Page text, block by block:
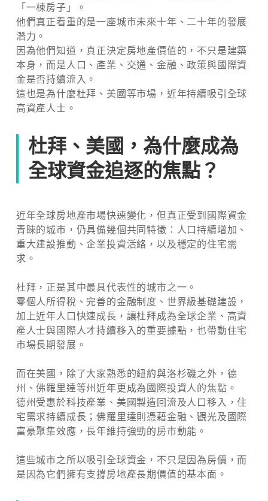
「一棟房子」。
他們真正看重的是一座城市未來十年、二十年的發展
潛力。
因為他們知道，真正決定房地產價值的，不只是建築
本身，而是人口、產業、交通、金融、政策與國際資
金是否持續流入。
這也是為什麼杜拜、美國等市場，近年持續吸引全球
高資產人士。
杜拜、美國，為什麼成為
全球資金追逐的焦點？
近年全球房地產市場快速變化，但真正受到國際資金
青睞的城市，仍具備幾個共同特徵：人口持續增加、
重大建設推動、企業投資活絡，以及穩定的住宅需
求。
杜拜，正是其中最具代表性的城市之一。
零個人所得稅、完善的金融制度、世界級基礎建設，
加上近年人口快速成長，讓杜拜成為全球企業、高資
產人士與國際人才持續移入的重要據點，也帶動住宅
市場長期發展。
而在美國，除了大家熟悉的紐約與洛杉磯之外，德
州、佛羅里達等州近年更成為國際投資人的焦點。
德州受惠於科技產業、美國製造回流及人口移入，住
宅需求持續成長；佛羅里達則憑藉金融、觀光及國際
富豪聚集效應，長年維持強勁的房市動能。
這些城市之所以吸引全球資金，不只是因為房價，而
是因為它們擁有支撐房地產長期價值的基本面。